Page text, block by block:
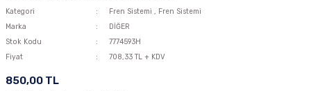
Kategori Fren Sistemi , Fren Sistemi
Marka
DİĞER
Stok Kodu
7774593H
Fiyat
708,33 TL + KDV
850,00 TL